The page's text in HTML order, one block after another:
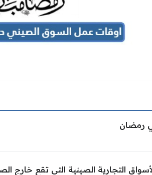
رمضان
التجارية الصينية التي تقع خارج